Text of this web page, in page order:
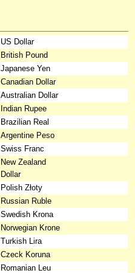
US Dollar
British Pound
Japanese Yen
Canadian Dollar
Australian Dollar
Indian Rupee
Brazilian Real
Argentine Peso
Swiss Franc
New Zealand
Dollar
Polish Złoty
Russian Ruble
Swedish Krona
Norwegian Krone
Turkish Lira
Czeck Koruna
Romanian Leu